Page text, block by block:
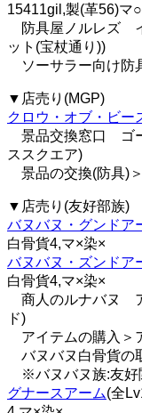
15411gil,製(革56)マ
防具屋ノルレズ イ
ット(宝杖通り))
ソーサラー向け防
▼店売り(MGP)
クロウ・オブ・ビー
景品交換窓口 ゴ
ススクエア)
景品の交換(防具)＞
▼店売り(友好部族)
バヌバヌ・グンドア
白骨貨4,マ×染×
バヌバヌ・ズンドア
白骨貨4,マ×染×
商人のルナバヌ ア
ド)
アイテムの購入＞
バヌバヌ白骨貨の
※バヌバヌ族:友好
グナースアーム(全